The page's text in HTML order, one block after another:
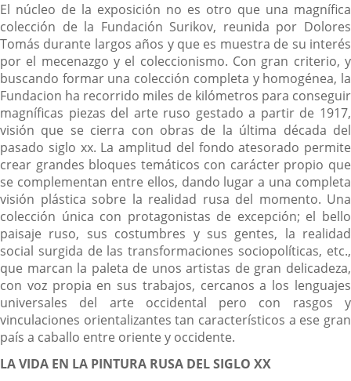
El núcleo de la exposición no es otro que una magnífica
colección de la Fundación Surikov, reunida por Dolores
Tomás durante largos años y que es muestra de su interés
por el mecenazgo y el coleccionismo. Con gran criterio, y
buscando formar una colección completa y homogénea, la
Fundacion ha recorrido miles de kilómetros para conseguir
magníficas piezas del arte ruso gestado a partir de 1917,
visión que se cierra con obras de la última década del
pasado siglo xx. La amplitud del fondo atesorado permite
crear grandes bloques temáticos con carácter propio que
se complementan entre ellos, dando lugar a una completa
visión plástica sobre la realidad rusa del momento. Una
colección única con protagonistas de excepción; el bello
paisaje ruso, sus costumbres y sus gentes, la realidad
social surgida de las transformaciones sociopolíticas, etc.,
que marcan la paleta de unos artistas de gran delicadeza,
con voz propia en sus trabajos, cercanos a los lenguajes
universales del arte occidental pero con rasgos y
vinculaciones orientalizantes tan característicos a ese gran
país a caballo entre oriente y occidente.
LA VIDA EN LA PINTURA RUSA DEL SIGLO XX